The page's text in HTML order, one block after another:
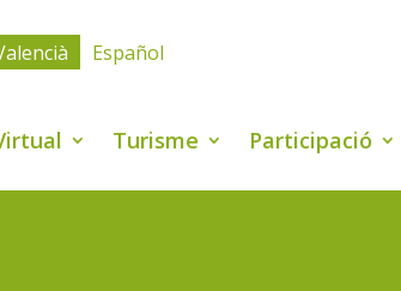
Español
Turisme Participació